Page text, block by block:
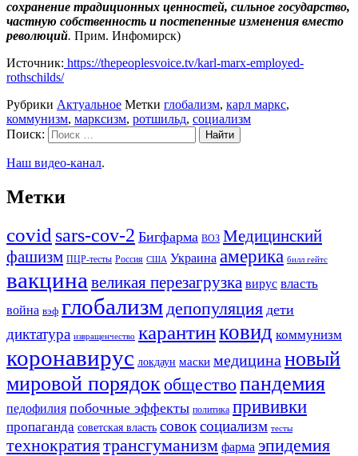
сохранение традиционных ценностей, сильное государство,
частную собственность и постепенные изменения вместо
революций. Прим. Инфомирск)
Источник: https://thepeoplesvoice.tv/karl-marx-employed-
rothschilds/
Рубрики Актуальное Метки глобализм, карл маркс,
коммунизм, марксизм, ротшильд, социализм
Поиск:
Наш видео-канал.
Метки
covid sars-cov-2 Бигфарма ВОЗ Медицинский
фашизм ПЦР-тесты Россия США Украина америка билл гейтс
вакцина великая перезагрузка вирус власть
война вэф глобализм депопуляция дети
диктатура извращенчество карантинковид коммунизм
коронавирус локдаун маски медицина новый
мировой порядок обществопандемия
педофилия побочные эффекты политика прививки
пропаганда советская власть совоксоциализм тесты
технократиятрансгуманизм фарма эпидемия